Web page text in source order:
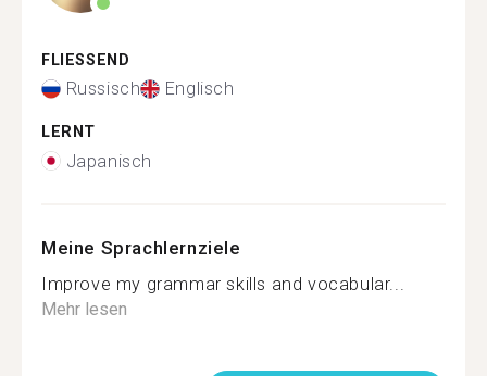
FLIESSEND
Russisch Englisch
LERNT
Japanisch
Meine Sprachlernziele
Improve my grammar skills and vocabular...
Mehr lesen